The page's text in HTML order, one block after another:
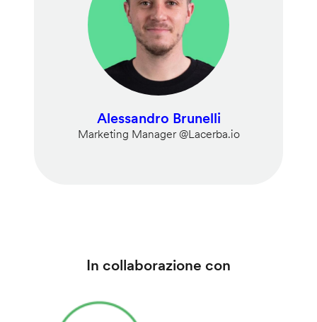
Alessandro Brunelli
Marketing Manager @Lacerba.io
In collaborazione con